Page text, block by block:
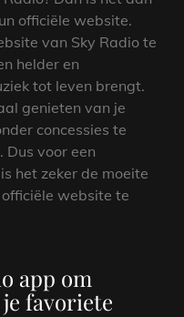
officiële website.
van Sky Radio te
helder en
tot leven brengt.
genieten van je
concessies te
voor een
het zeker de moeite
website te
app om
favoriete